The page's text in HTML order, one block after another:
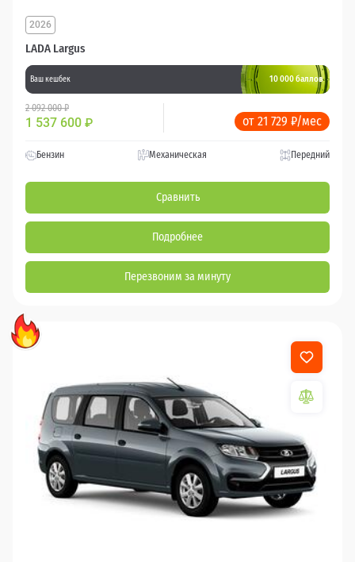
LADA Largus
2026
Ваш кешбек 10 000 баллов
2 092 000 ₽
1 537 600 ₽ от 21 729 ₽/мес
Бензин Механическая Передний
Сравнить
Подробнее
Перезвоним за минуту